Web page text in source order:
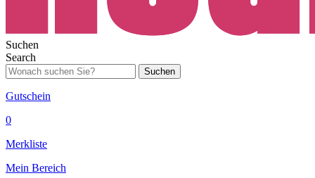
Suchen
Search
Suchen
Gutschein
0
Merkliste
Mein Bereich